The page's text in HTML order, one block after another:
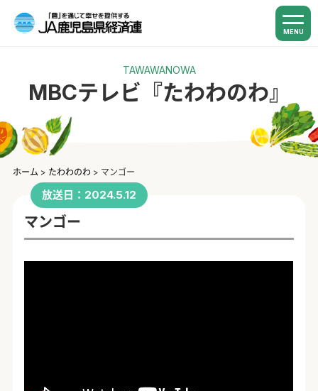
MENU
TAWAWANOWA
MBCテレビ『たわわのわ』
ホーム > たわわのわ > マンゴー
放送日：2024.5.12
マンゴー